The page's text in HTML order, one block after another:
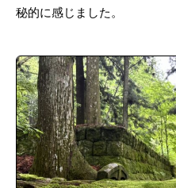
秘的に感じました。